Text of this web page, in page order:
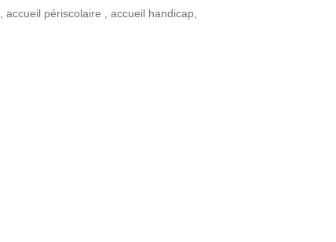
accueil périscolaire accueil handicap